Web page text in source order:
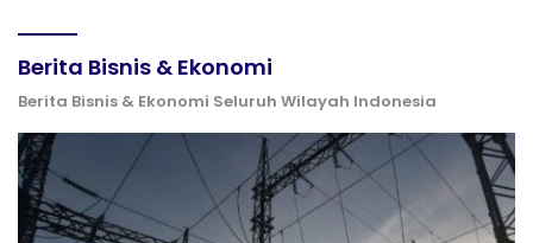
Berita Bisnis & Ekonomi
Berita Bisnis & Ekonomi Seluruh Wilayah Indonesia